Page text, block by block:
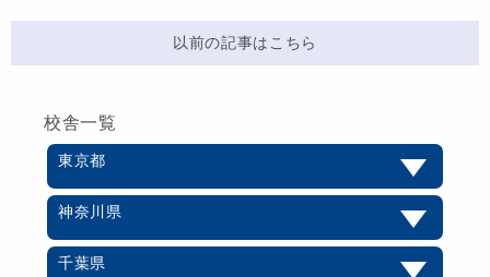
以前の記事はこちら
校舎一覧
東京都
神奈川県
千葉県